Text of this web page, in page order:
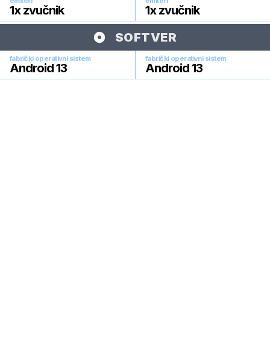
1x zvučnik
1x zvučnik
SOFTVER
fabrički operativni sistem
Android 13
fabrički operativni sistem
Android 13